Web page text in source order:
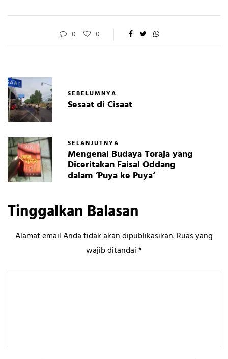
0 0
SEBELUMNYA
Sesaat di Cisaat
SELANJUTNYA
Mengenal Budaya Toraja yang
Diceritakan Faisal Oddang
dalam ‘Puya ke Puya’
Tinggalkan Balasan
Alamat email Anda tidak akan dipublikasikan.Ruas yang
wajib ditandai*